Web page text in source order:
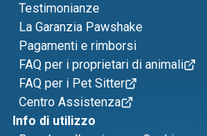
Testimonianze
La Garanzia Pawshake
Pagamenti e rimborsi
FAQ per i proprietari di animali
FAQ per i Pet Sitter
Centro Assistenza
Info di utilizzo